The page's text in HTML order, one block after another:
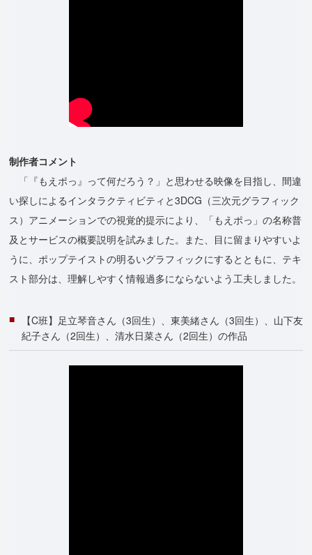
制作者コメント
「『もえポっ』って何だろう？」と思わせる映像を目指し、間違
い探しによるインタラクティビティと3DCG（三次元グラフィック
ス）アニメーションでの視覚的提示により、「もえポっ」の名称普
及とサービスの概要説明を試みました。また、目に留まりやすいよ
うに、ポップテイストの明るいグラフィックにするとともに、テキ
スト部分は、理解しやすく情報過多にならないよう工夫しました。
【C班】足立琴音さん（3回生）、東美緒さん（3回生）、山下友
紀子さん（2回生）、清水日菜さん（2回生）の作品